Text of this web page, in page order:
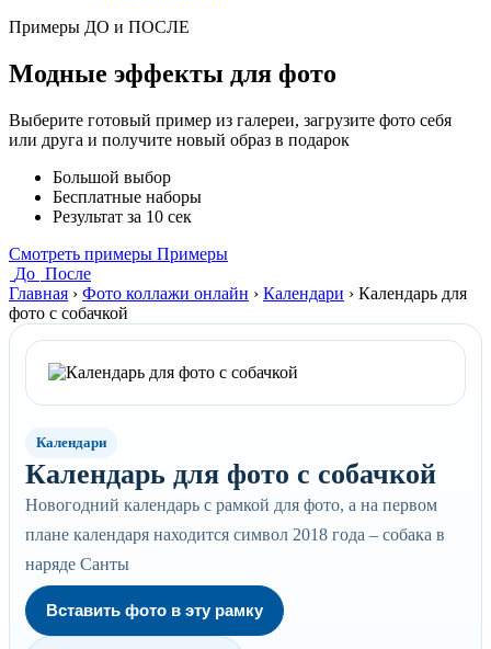
Примеры ДО и ПОСЛЕ
Модные эффекты для фото
Выберите готовый пример из галереи, загрузите фото себя
или друга и получите новый образ в подарок
Большой выбор
Бесплатные наборы
Результат за 10 сек
Смотреть примеры Примеры
До После
Главная › Фото коллажи онлайн › Календари › Календарь для
фото с собачкой
Календари
Календарь для фото с собачкой
Новогодний календарь с рамкой для фото, а на первом
плане календаря находится символ 2018 года – собака в
наряде Санты
Вставить фото в эту рамку